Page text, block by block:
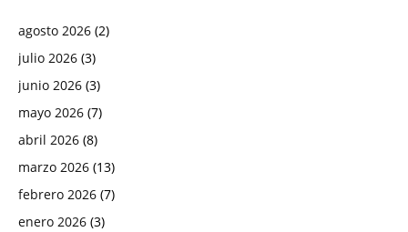
agosto 2026 (2)
julio 2026 (3)
junio 2026 (3)
mayo 2026 (7)
abril 2026 (8)
marzo 2026 (13)
febrero 2026 (7)
enero 2026 (3)